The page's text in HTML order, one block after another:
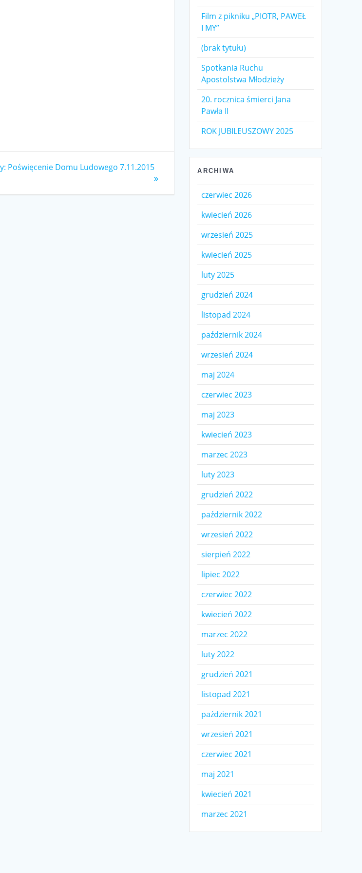
Następny
Poświęcenie Domu Ludowego 7.11.2015
Film z pikniku „PIOTR, PAWEŁ
I MY”
(brak tytułu)
Spotkania Ruchu
Apostolstwa Młodzieży
20. rocznica śmierci Jana
Pawła II
ROK JUBILEUSZOWY 2025
ARCHIWA
czerwiec 2026
kwiecień 2026
wrzesień 2025
kwiecień 2025
luty 2025
grudzień 2024
listopad 2024
październik 2024
wrzesień 2024
maj 2024
czerwiec 2023
maj 2023
kwiecień 2023
marzec 2023
luty 2023
grudzień 2022
październik 2022
wrzesień 2022
sierpień 2022
lipiec 2022
czerwiec 2022
kwiecień 2022
marzec 2022
luty 2022
grudzień 2021
listopad 2021
październik 2021
wrzesień 2021
czerwiec 2021
maj 2021
kwiecień 2021
marzec 2021